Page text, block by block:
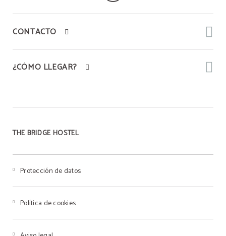
CONTACTO
¿CÓMO LLEGAR?
THE BRIDGE HOSTEL
Protección de datos
Política de cookies